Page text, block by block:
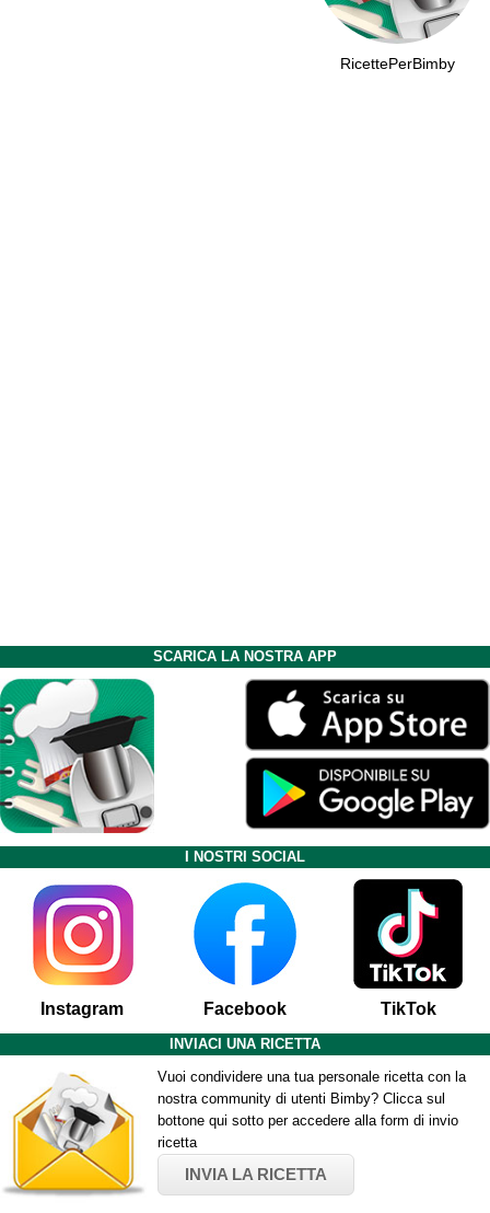
RicettePerBimby
SCARICA LA NOSTRA APP
I NOSTRI SOCIAL
Instagram Facebook TikTok
INVIACI UNA RICETTA
Vuoi condividere una tua personale ricetta con la
nostra community di utenti Bimby? Clicca sul
bottone qui sotto per accedere alla form di invio
ricetta
INVIA LA RICETTA